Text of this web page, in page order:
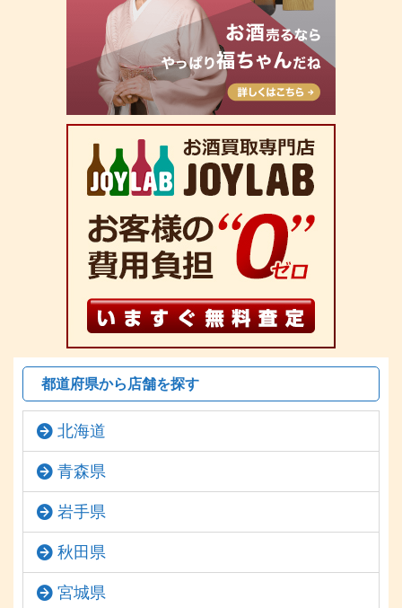
都道府県から店舗を探す
北海道
青森県
岩手県
秋田県
宮城県